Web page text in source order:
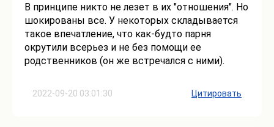
2022-09-20 03:01:30
В принципе никто не лезет в их "отношения". Но
шокированы все. У некоторых складывается
такое впечатление, что как-будто парня
окрутили всерьез и не без помощи ее
родственников (он же встречался с ними).
Цитировать